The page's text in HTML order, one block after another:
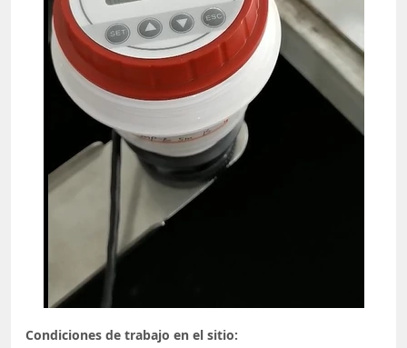
Condiciones de trabajo en el sitio: